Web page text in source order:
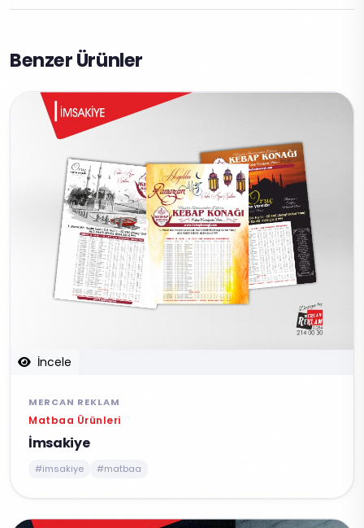
Benzer Ürünler
İncele
MERCAN REKLAM
Matbaa Ürünleri
İmsakiye
#imsakiye #matbaa